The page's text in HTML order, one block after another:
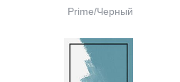
Prime/Черный